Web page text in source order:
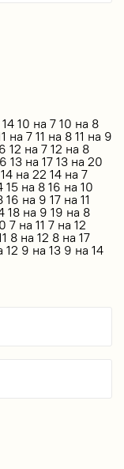
10 на 7 10 на 8
на 7 11 на 8 11 на 9
12 на 7 12 на 8
13 на 17 13 на 20
14 на 22 14 на 7
15 на 8 16 на 10
16 на 9 17 на 11
18 на 9 19 на 8
7 на 11 7 на 12
8 на 12 8 на 17
12 9 на 13 9 на 14